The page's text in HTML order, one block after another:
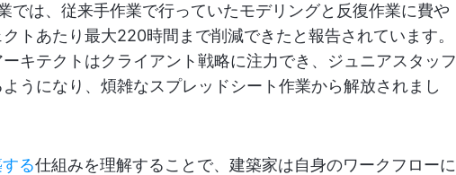
では、従来手作業で行っていたモデリングと反復作業に費や
トあたり最大220時間まで削減できたと報告されています。
キテクトはクライアント戦略に注力でき、ジュニアスタッフ
うになり、煩雑なスプレッドシート作業から解放されまし
る仕組みを理解することで、建築家は自身のワークフローに